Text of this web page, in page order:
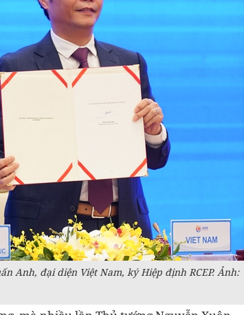
Anh, đại diện Việt Nam, ký Hiệp định RCEP. Ảnh: